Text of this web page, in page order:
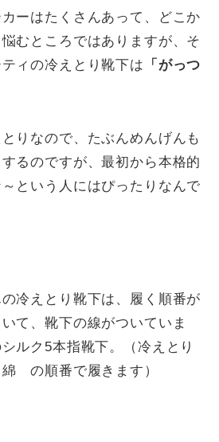
ーはたくさんあって、どこか
むところではありますが、そ
ィの冷えとり靴下は
「がっつ
りなので、たぶんめんげんも
るのですが、最初から本格的
という人にはぴったりなんで
冷えとり靴下は、履く順番が
て、靴下の線がついていま
ルク5本指靴下。（冷えとり
の順番で履きます）